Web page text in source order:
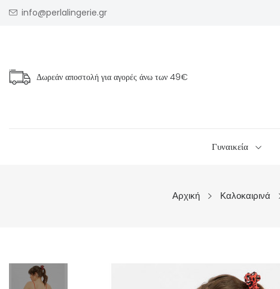
info@perlalingerie.gr
Δωρεάν αποστολή για αγορές άνω των 49€
Γυναικεία
Αρχική Καλοκαιρινά